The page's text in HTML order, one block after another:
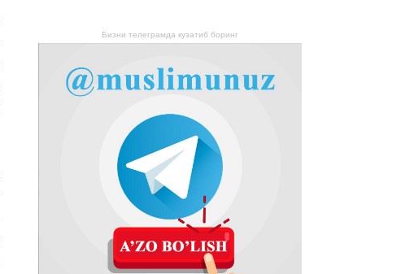
Бизни телеграмда кузатиб боринг